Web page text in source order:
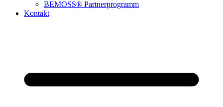
BEMOSS® Partnerprogramm​
Kontakt